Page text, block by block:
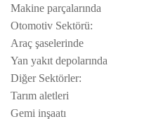
Makine parçalarında
Otomotiv Sektörü:
Araç şaselerinde
Yan yakıt depolarında
Diğer Sektörler:
Tarım aletleri
Gemi inşaatı